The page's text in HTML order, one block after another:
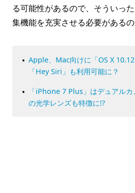
る可能性があるので、そういっ
集機能を充実させる必要があるの
Apple、Mac向けに「OS X
「Hey Siri」も利用可能に？
「iPhone 7 Plus」はデュアル
の光学レンズも特徴に!?